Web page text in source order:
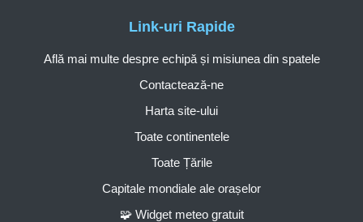
Link-uri Rapide
Află mai multe despre echipă și misiunea din spatele
Contactează-ne
Harta site-ului
Toate continentele
Toate Țările
Capitale mondiale ale orașelor
🧩 Widget meteo gratuit